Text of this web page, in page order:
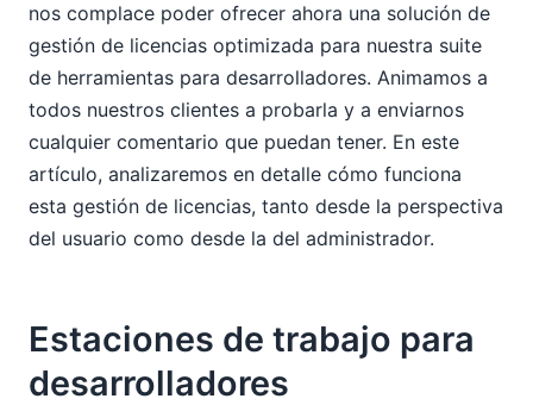
nos complace poder ofrecer ahora una solución de
gestión de licencias optimizada para nuestra suite
de herramientas para desarrolladores. Animamos a
todos nuestros clientes a probarla y a enviarnos
cualquier comentario que puedan tener. En este
artículo, analizaremos en detalle cómo funciona
esta gestión de licencias, tanto desde la perspectiva
del usuario como desde la del administrador.
Estaciones de trabajo para
desarrolladores